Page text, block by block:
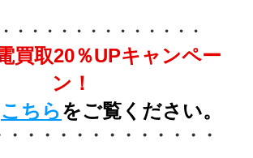
・・・・・・・・・・・・・
買取20％UPキャンペー
ン！
こちらをご覧ください。
・・・・・・・・・・・・・